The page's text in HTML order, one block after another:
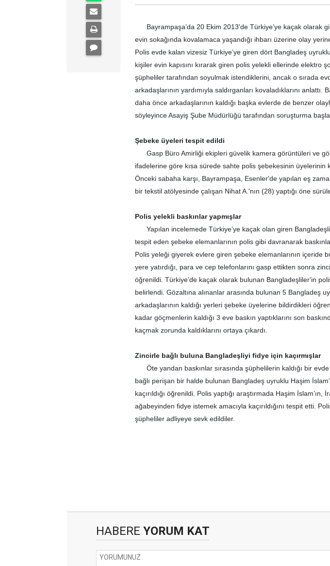
Bayrampaşa’da 20 Ekim 2013'de Türkiye’ye kaçak olarak
evin sokağında kovalamaca yaşandığı ihbarı üzerine olay
Polis evde kalan vizesiz Türkiye’ye giren dört Bangladeş
kişiler evin kapısını kırarak giren polis yelekli ellerinde elektro
şüpheliler tarafından soyulmak istendiklerini, ancak o sırada
arkadaşlarının yardımıyla saldırganları kovaladıklarını
daha önce arkadaşlarının kaldığı başka evlerde de benzer
söyleyince Asayiş Şube Müdürlüğü tarafından soruşturma
Şebeke üyeleri tespit edildi
Gasp Büro Amirliği ekipleri güvelik kamera görüntüleri ve
ifadelerine göre kısa sürede sahte polis şebekesinin üyelerinin
Önceki sabaha karşı, Bayrampaşa, Esenler'de yapılan eş
bir tekstil atölyesinde çalışan Nihat A.'nın (28) yaptığı öne
Polis yelekli baskınlar yapmışlar
Yapılan incelemede Türkiye’ye kaçak olan giren
tespit eden şebeke elemanlarının polis gibi davranarak baskınlar
Polis yeleği giyerek evlere giren şebeke elemanlarının içeride
yere yatırdığı, para ve cep telefonlarını gasp ettikten sonra
öğrenildi. Türkiye’de kaçak olarak bulunan Bangladeşliler'in
belirlendi. Gözaltına alınanlar arasında bulunan 5 Bangladeş
arkadaşlarının kaldığı yerleri şebeke üyelerine bildirdikleri
kadar göçmenlerin kaldığı 3 eve baskın yaptıklarını son
kaçmak zorunda kaldıklarını ortaya çıkardı.
Zincirle bağlı buluna Bangladeşliyi fidye için kaçırmışlar
Öte yandan baskınlar sırasında şüphelilerin kaldığı bir
bağlı perişan bir halde bulunan Bangladeş uyruklu Haşim
kaçırıldığı öğrenildi. Polis yaptığı araştırmada Haşim İslam’ın,
ağabeyinden fidye istemek amacıyla kaçırıldığını tespit etti.
şüpheliler adliyeye sevk edildiler.
HABERE YORUM KAT